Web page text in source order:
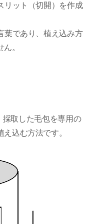
リット（切開）を作成
葉であり、植え込み方
。
採取した毛包を専用の
込む方法です。